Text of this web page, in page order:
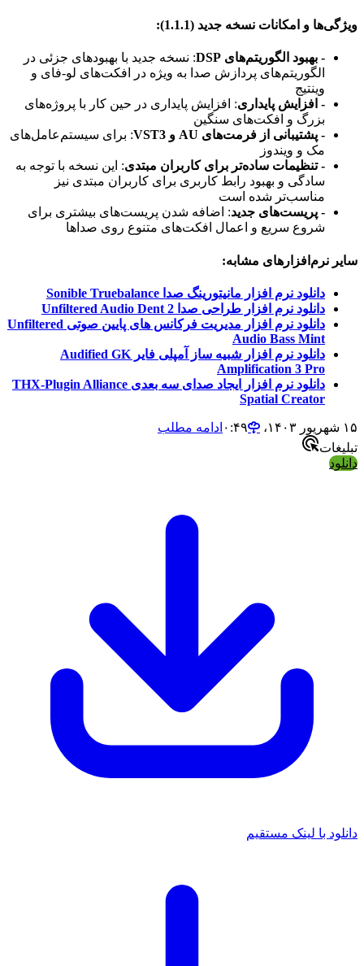
ویژگی‌ها و امکانات نسخه جدید (1.1.1):
- بهبود الگوریتم‌های DSP
: نسخه جدید با بهبودهای جزئی در
الگوریتم‌های پردازش صدا به ویژه در افکت‌های لو-فای و
وینتیج
- افزایش پایداری: افزایش پایداری در حین کار با پروژه‌های
بزرگ و افکت‌های سنگین
- پشتیبانی از فرمت‌های AU و VST3
: برای سیستم‌عامل‌های
مک و ویندوز
- تنظیمات ساده‌تر برای کاربران مبتدی: این نسخه با توجه به
سادگی و بهبود رابط کاربری برای کاربران مبتدی نیز
مناسب‌تر شده است
- پریست‌های جدید: اضافه شدن پریست‌های بیشتری برای
شروع سریع و اعمال افکت‌های متنوع روی صداها
سایر نرم‌افزارهای مشابه:
دانلود نرم افزار مانیتورینگ صدا Sonible Truebalance
دانلود نرم افزار طراحی صدا Unfiltered Audio Dent 2
دانلود نرم افزار مدیریت فرکانس های پایین صوتی Unfiltered
Audio Bass Mint
دانلود نرم افزار شبیه ساز آمپلی فایر Audified GK
Amplification 3 Pro
دانلود نرم افزار ایجاد صدای سه بعدی THX-Plugin Alliance
Spatial Creator
۱۵ شهریور ۱۴۰۳،‏ ۰:۴۹
ادامه مطلب
تبلیغات
دانلود
دانلود با لینک مستقیم